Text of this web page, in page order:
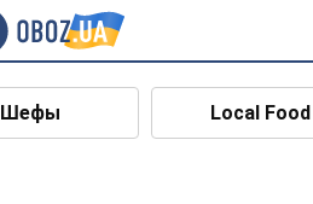
Шефы Local Food